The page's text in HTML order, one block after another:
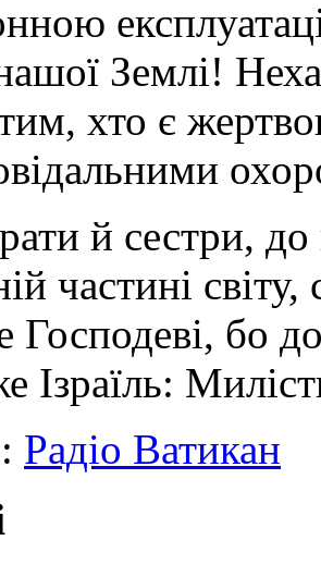
Землі!
хто є
й сестри,
частині
Господеві, бо
Ізраїль:
Радіо Ватикан